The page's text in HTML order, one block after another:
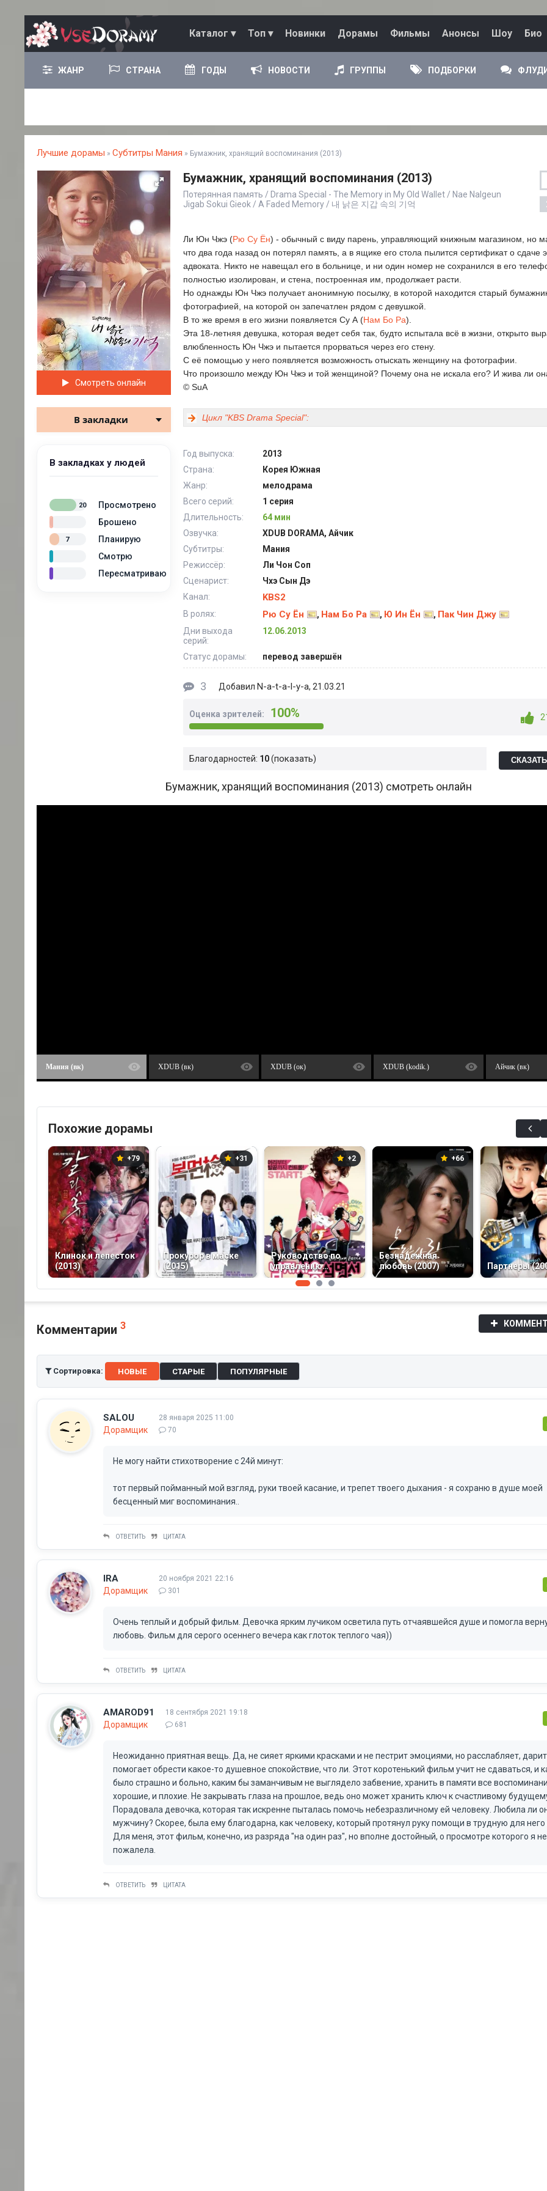
Каталог ▾ Топ ▾ Новинки Дорамы Фильмы Анонсы Шоу Био
ЖАНР СТРАНА ГОДЫ НОВОСТИ ГРУППЫ ПОДБОРКИ
Лучшие дорамы » Субтитры Мания » Бумажник, хранящий воспоминания (2013)
Смотреть онлайн
В закладки
В закладках у людей
Просмотрено
20
Брошено
Планирую
7
Смотрю
Пересматриваю
Бумажник, хранящий воспоминания (2013)
Потерянная память / Drama Special - The Memory in My Old Wallet / Nae Nalgeun
Jigab Sokui Gieok / A Faded Memory / 내 낡은 지갑 속의 기억
Ли Юн Чжэ (Рю Су Ён) - обычный с виду парень, управляющий книжным магазином, но
что два года назад он потерял память, а в ящике его стола пылится сертификат о сдаче
адвоката. Никто не навещал его в больнице, и ни один номер не сохранился в его
полностью изолирован, и стена, построенная им, продолжает расти.
Но однажды Юн Чжэ получает анонимную посылку, в которой находится старый
фотографией, на которой он запечатлен рядом с девушкой.
В то же время в его жизни появляется Су А (Нам Бо Ра).
Эта 18-летняя девушка, которая ведет себя так, будто испытала всё в жизни, открыто
влюбленность Юн Чжэ и пытается прорваться через его стену.
С её помощью у него появляется возможность отыскать женщину на фотографии.
Что произошло между Юн Чжэ и той женщиной? Почему она не искала его? И жива ли
© SuA
Цикл "KBS Drama Special":
Год выпуска:
2013
Страна:
Корея Южная
Жанр:
мелодрама
Всего серий:
1 серия
Длительность:
64 мин
Озвучка:
XDUB DORAMA, Айчик
Субтитры:
Мания
Режиссёр:
Ли Чон Соп
Сценарист:
Чхэ Сын Дэ
Канал:
KBS2
В ролях: Рю Су Ён , Нам Бо Ра , Ю Ин Ён , Пак Чин Джу
Дни выхода
серий:
12.06.2013
Статус дорамы: перевод завершён
3 Добавил N-a-t-a-l-y-a, 21.03.21
Оценка зрителей: 100%
Благодарностей: 10 показать
Бумажник, хранящий воспоминания (2013) смотреть онлайн
Мания (вк) XDUB (вк) XDUB (ок) XDUB (kodik.) Айчик (вк)
Похожие дорамы
+79
Клинок и лепесток
(2013)
+31
Прокурор в маске
(2015)
+2
Руководство по
управлению
мужчинами (2013)
+66
Безнадежная
любовь (2007)
Партнеры
Комментарии 3
Сортировка: НОВЫЕ СТАРЫЕ ПОПУЛЯРНЫЕ
SALOU
Дорамщик
28 января 2025 11:00
70
Не могу найти стихотворение с 24й минут:
тот первый пойманный мой взгляд, руки твоей касание, и трепет твоего дыхания - я сохраню в душе моей
бесценный миг воспоминания..
ОТВЕТИТЬ ЦИТАТА
IRA
Дорамщик
20 ноября 2021 22:16
301
Очень теплый и добрый фильм. Девочка ярким лучиком осветила путь отчаявшейся душе и помогла
любовь. Фильм для серого осеннего вечера как глоток теплого чая))
ОТВЕТИТЬ ЦИТАТА
AMAROD91
Дорамщик
18 сентября 2021 19:18
681
Неожиданно приятная вещь. Да, не сияет яркими красками и не пестрит эмоциями, но расслабляет, дарит
помогает обрести какое-то душевное спокойствие, что ли. Этот коротенький фильм учит не сдаваться, и
было страшно и больно, каким бы заманчивым не выглядело забвение, хранить в памяти все
хорошие, и плохие. Не закрывать глаза на прошлое, ведь оно может хранить ключ к счастливому
Порадовала девочка, которая так искренне пыталась помочь небезразличному ей человеку. Любила ли
мужчину? Скорее, была ему благодарна, как человеку, который протянул руку помощи в трудную для него
Для меня, этот фильм, конечно, из разряда "на один раз", но вполне достойный, о просмотре которого я не
пожалела.
ОТВЕТИТЬ ЦИТАТА